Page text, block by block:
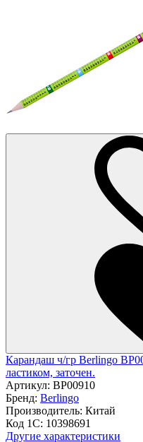
Карандаш ч/гр Berlingo
ластиком, заточен.
Артикул: BP00910
Бренд: Berlingo
Производитель: Китай
Код 1С: 10398691
Другие характеристики